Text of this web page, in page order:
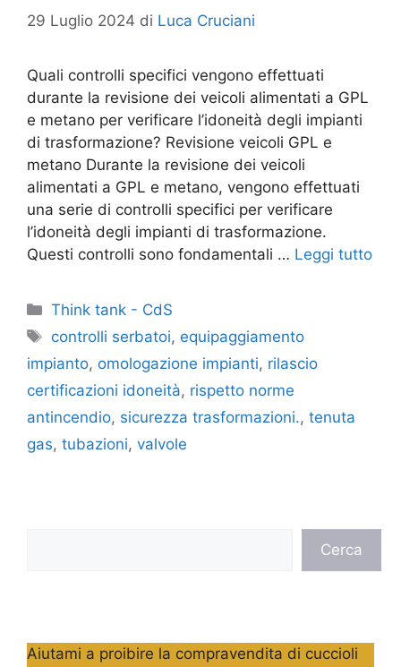
29 Luglio 2024 di Luca Cruciani
Quali controlli specifici vengono effettuati
durante la revisione dei veicoli alimentati a GPL
e metano per verificare l’idoneità degli impianti
di trasformazione? Revisione veicoli GPL e
metano Durante la revisione dei veicoli
alimentati a GPL e metano, vengono effettuati
una serie di controlli specifici per verificare
l’idoneità degli impianti di trasformazione.
Questi controlli sono fondamentali … Leggi tutto
Categorie
Think tank - CdS
Tag
controlli serbatoi, equipaggiamento
impianto, omologazione impianti, rilascio
certificazioni idoneità, rispetto norme
antincendio, sicurezza trasformazioni., tenuta
gas, tubazioni, valvole
Cerca
Aiutami a proibire la compravendita di cuccioli